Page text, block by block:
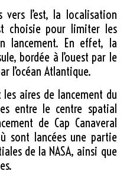
l’est, la localisation
choisie pour limiter les
lancement. En effet, la
bordée à l’ouest par le
l’océan Atlantique.
aires de lancement du
entre le centre spatial
de Cap Canaveral
sont lancées une partie
de la NASA, ainsi que